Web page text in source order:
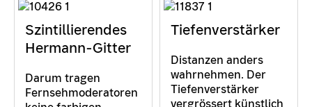
Szintillierendes
Hermann-Gitter
Darum tragen
Fernsehmoderatoren
Tiefenverstärker
Distanzen anders
wahrnehmen. Der
Tiefenverstärker
vergrössert künstlich